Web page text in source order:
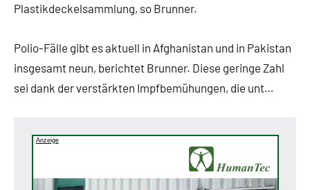
Plastikdeckelsammlung, so Brunner.
Polio-Fälle gibt es aktuell in Afghanistan und in Pakistan
insgesamt neun, berichtet Brunner. Diese geringe Zahl
sei dank der verstärkten Impfbemühungen, die unt…
Anzeige